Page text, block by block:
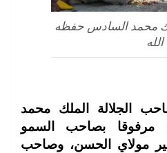
محمد السادس حفظه
الله
الجلالة الملك محمد
مرفوقا بصاحب السمو
مولاي الحسن، وصاحب